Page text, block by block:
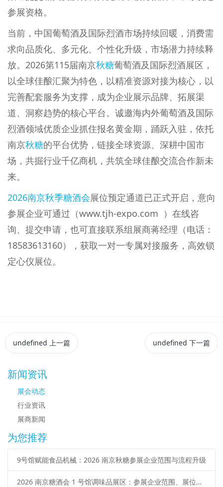
参展资格。
当前，中国葡萄酒及国际烈酒市场持续回暖，消费需
求向品质化、多元化、个性化升级，市场潜力持续释
放。2026第115届南京秋糖葡萄酒及国际烈酒展区，
以全球佳酿汇聚为特色，以精准资源对接为核心，以
完善配套服务为支撑，成为企业展示品牌、拓展渠
道、洞察趋势的核心平台。诚邀海内外葡萄酒及国际
烈酒领域优质企业抓住报名黄金期，踊跃入驻，依托
南京秋糖的平台优势，链接全球资源、深耕中国市
场，共掘行业千亿商机，共筑全球佳酿交流合作新未
来。
2026南京秋季糖酒会展位预定通道已正式开启，意向
参展企业可通过（www.tjh-expo.com ）在线咨
询、提交申请，也可直接联系组展商蒋经理（电话：
18583613160），获取一对一专属对接服务，高效锁
定心仪展位。
undefined 上一篇 undefined 下一篇
新闻资讯
展会动态
行业资讯
展商新闻
为您推荐
9号馆赋能食品机械：2026 南京秋糖参展企业范围与流程升级
2026 南京糖酒会 1 号馆调味品展区：参展企业范围、展位类型、申请流程